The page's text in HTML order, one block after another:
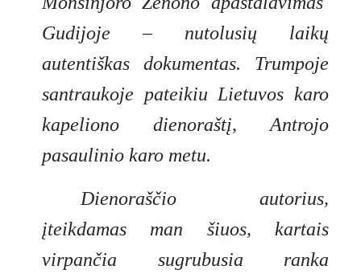
Gudijoje–nutolusių laikų
autentiškas dokumentas. Trumpoje
santraukoje pateikiu Lietuvos karo
kapeliono dienoraštį, Antrojo
pasaulinio karo metu.
Dienoraščio autorius,
įteikdamas man šiuos, kartais
virpančia sugrubusia ranka